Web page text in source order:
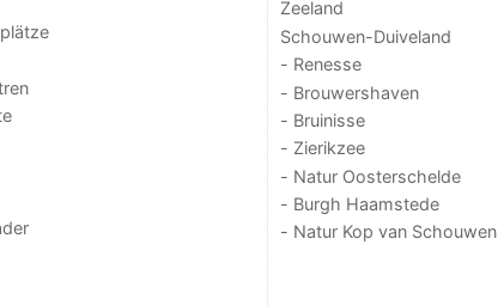
Zeeland
Schouwen-Duiveland
- Renesse
- Brouwershaven
- Bruinisse
- Zierikzee
- Natur Oosterschelde
- Burgh Haamstede
- Natur Kop van Schouwen